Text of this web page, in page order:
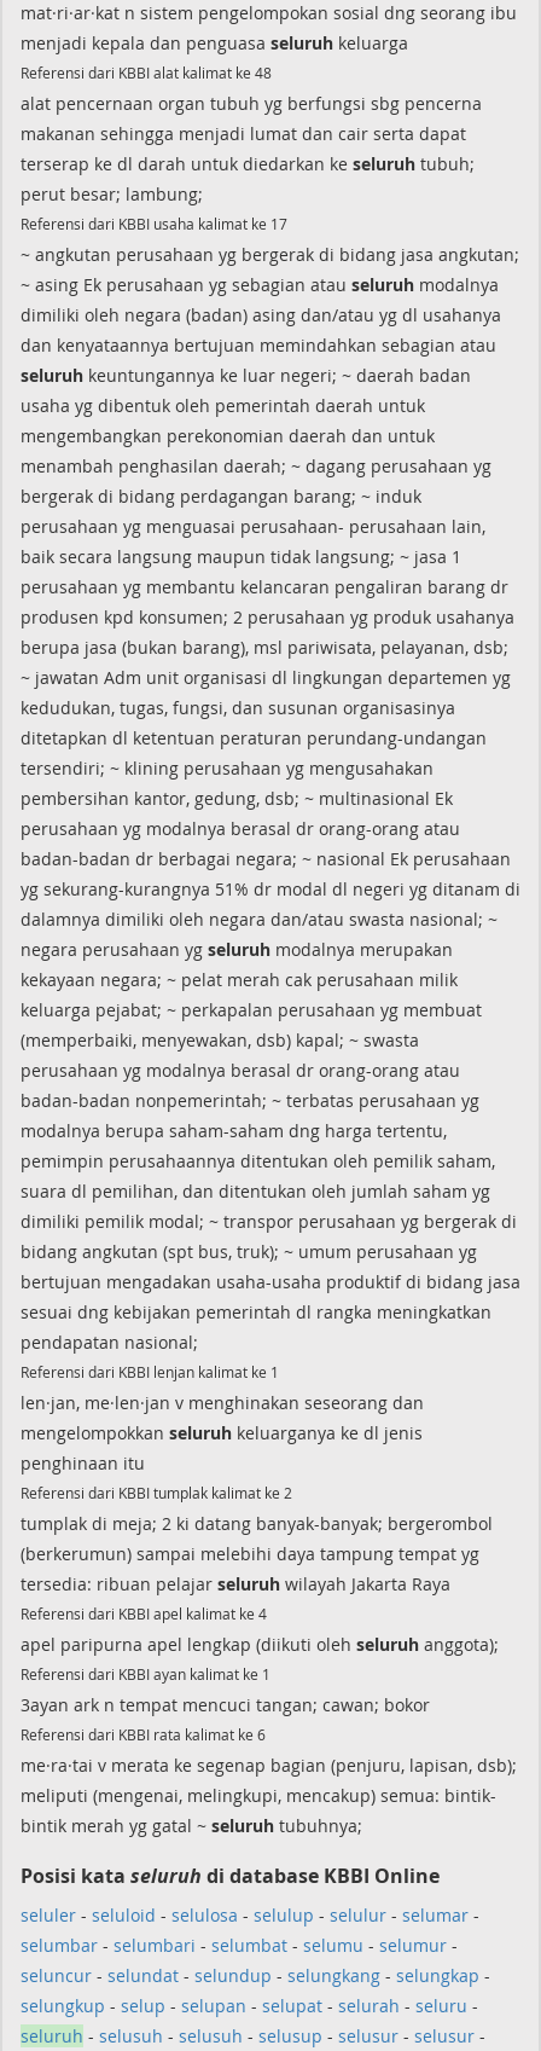
mat·ri·ar·kat n sistem pengelompokan sosial dng seorang ibu
menjadi kepala dan penguasa seluruh keluarga
Referensi dari KBBI alat kalimat ke 48
alat pencernaan organ tubuh yg berfungsi sbg pencerna
makanan sehingga menjadi lumat dan cair serta dapat
terserap ke dl darah untuk diedarkan ke seluruh tubuh;
perut besar; lambung;
Referensi dari KBBI usaha kalimat ke 17
~ angkutan perusahaan yg bergerak di bidang jasa angkutan;
~ asing Ek perusahaan yg sebagian atau seluruh modalnya
dimiliki oleh negara (badan) asing dan/atau yg dl usahanya
dan kenyataannya bertujuan memindahkan sebagian atau
seluruh keuntungannya ke luar negeri; ~ daerah badan
usaha yg dibentuk oleh pemerintah daerah untuk
mengembangkan perekonomian daerah dan untuk
menambah penghasilan daerah; ~ dagang perusahaan yg
bergerak di bidang perdagangan barang; ~ induk
perusahaan yg menguasai perusahaan- perusahaan lain,
baik secara langsung maupun tidak langsung; ~ jasa 1
perusahaan yg membantu kelancaran pengaliran barang dr
produsen kpd konsumen; 2 perusahaan yg produk usahanya
berupa jasa (bukan barang), msl pariwisata, pelayanan, dsb;
~ jawatan Adm unit organisasi dl lingkungan departemen yg
kedudukan, tugas, fungsi, dan susunan organisasinya
ditetapkan dl ketentuan peraturan perundang-undangan
tersendiri; ~ klining perusahaan yg mengusahakan
pembersihan kantor, gedung, dsb; ~ multinasional Ek
perusahaan yg modalnya berasal dr orang-orang atau
badan-badan dr berbagai negara; ~ nasional Ek perusahaan
yg sekurang-kurangnya 51% dr modal dl negeri yg ditanam di
dalamnya dimiliki oleh negara dan/atau swasta nasional; ~
negara perusahaan yg seluruh modalnya merupakan
kekayaan negara; ~ pelat merah cak perusahaan milik
keluarga pejabat; ~ perkapalan perusahaan yg membuat
(memperbaiki, menyewakan, dsb) kapal; ~ swasta
perusahaan yg modalnya berasal dr orang-orang atau
badan-badan nonpemerintah; ~ terbatas perusahaan yg
modalnya berupa saham-saham dng harga tertentu,
pemimpin perusahaannya ditentukan oleh pemilik saham,
suara dl pemilihan, dan ditentukan oleh jumlah saham yg
dimiliki pemilik modal; ~ transpor perusahaan yg bergerak di
bidang angkutan (spt bus, truk); ~ umum perusahaan yg
bertujuan mengadakan usaha-usaha produktif di bidang jasa
sesuai dng kebijakan pemerintah dl rangka meningkatkan
pendapatan nasional;
Referensi dari KBBI lenjan kalimat ke 1
len·jan, me·len·jan v menghinakan seseorang dan
mengelompokkan seluruh keluarganya ke dl jenis
penghinaan itu
Referensi dari KBBI tumplak kalimat ke 2
tumplak di meja; 2 ki datang banyak-banyak; bergerombol
(berkerumun) sampai melebihi daya tampung tempat yg
tersedia: ribuan pelajar seluruh wilayah Jakarta Raya
Referensi dari KBBI apel kalimat ke 4
apel paripurna apel lengkap (diikuti oleh seluruh anggota);
Referensi dari KBBI ayan kalimat ke 1
3ayan ark n tempat mencuci tangan; cawan; bokor
Referensi dari KBBI rata kalimat ke 6
me·ra·tai v merata ke segenap bagian (penjuru, lapisan, dsb);
meliputi (mengenai, melingkupi, mencakup) semua: bintik-
bintik merah yg gatal ~ seluruh tubuhnya;
Posisi kata seluruh di database KBBI Online
seluler - seluloid - selulosa - selulup - selulur - selumar -
selumbar - selumbari - selumbat - selumu - selumur -
seluncur - selundat - selundup - selungkang - selungkap -
selungkup - selup - selupan - selupat - selurah - seluru -
seluruh - selusuh - selusuh - selusup - selusur - selusur -